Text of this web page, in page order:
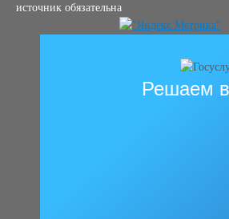
источник обязательна
Решаем